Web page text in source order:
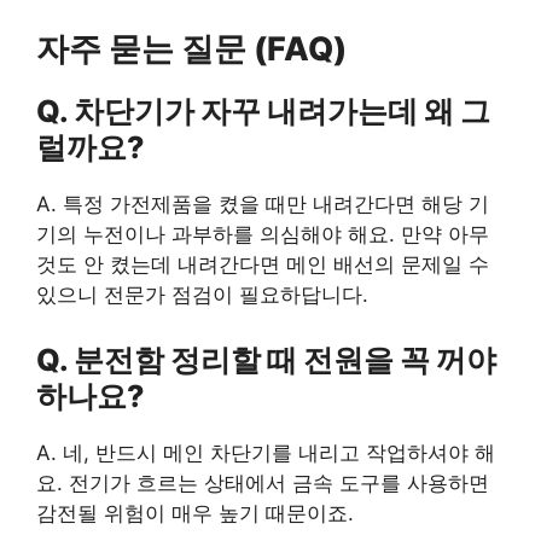
자주 묻는 질문 (FAQ)
Q. 차단기가 자꾸 내려가는데 왜 그
럴까요?
A. 특정 가전제품을 켰을 때만 내려간다면 해당 기
기의 누전이나 과부하를 의심해야 해요. 만약 아무
것도 안 켰는데 내려간다면 메인 배선의 문제일 수
있으니 전문가 점검이 필요하답니다.
Q. 분전함 정리할 때 전원을 꼭 꺼야
하나요?
A. 네, 반드시 메인 차단기를 내리고 작업하셔야 해
요. 전기가 흐르는 상태에서 금속 도구를 사용하면
감전될 위험이 매우 높기 때문이죠.